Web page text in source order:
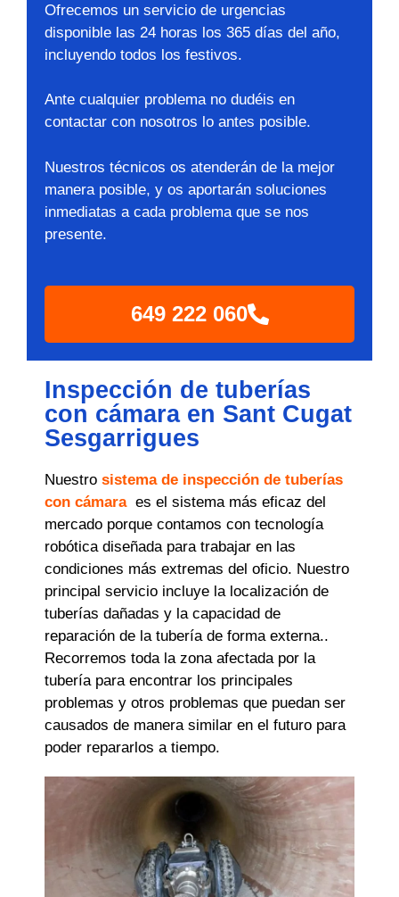
Ofrecemos un servicio de urgencias
disponible las 24 horas los 365 días del año,
incluyendo todos los festivos.
Ante cualquier problema no dudéis en
contactar con nosotros lo antes posible.
Nuestros técnicos os atenderán de la mejor
manera posible, y os aportarán soluciones
inmediatas a cada problema que se nos
presente.
649 222 060
Inspección de tuberías
con cámara en Sant Cugat
Sesgarrigues
Nuestro sistema de inspección de tuberías
con cámaraes el sistema más eficaz del
mercado porque contamos con tecnología
robótica diseñada para trabajar en las
condiciones más extremas del oficio. Nuestro
principal servicio incluye la localización de
tuberías dañadas y la capacidad de
reparación de la tubería de forma externa..
Recorremos toda la zona afectada por la
tubería para encontrar los principales
problemas y otros problemas que puedan ser
causados ​​de manera similar en el futuro para
poder repararlos a tiempo.